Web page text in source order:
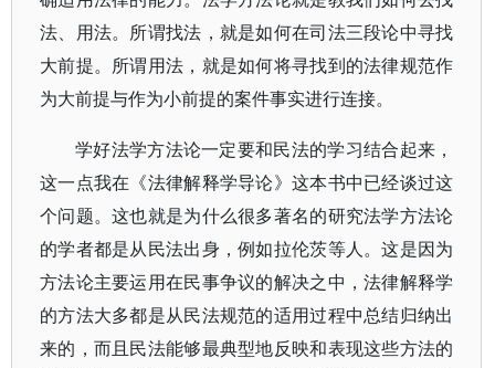
法、用法。所谓找法，就是如何在司法三段论中寻找
大前提。所谓用法，就是如何将寻找到的法律规范作
为大前提与作为小前提的案件事实进行连接。
学好法学方法论一定要和民法的学习结合起来，
这一点我在《法律解释学导论》这本书中已经谈过这
个问题。这也就是为什么很多著名的研究法学方法论
的学者都是从民法出身，例如拉伦茨等人。这是因为
方法论主要运用在民事争议的解决之中，法律解释学
的方法大多都是从民法规范的适用过程中总结归纳出
来的，而且民法能够最典型地反映和表现这些方法的